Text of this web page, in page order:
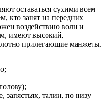
оставаться сухими всем
кто занят на передних
воздействию волн и
имеют высокий,
прилегающие манжеты.
запястьях, талии, по низу